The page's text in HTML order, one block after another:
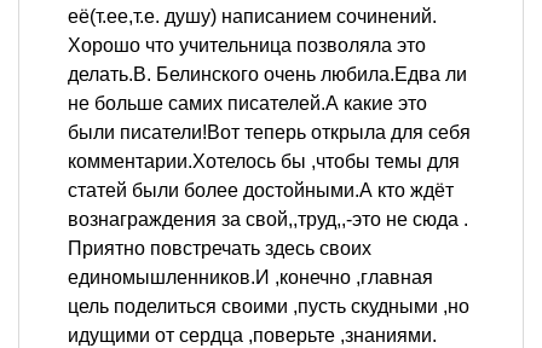
её(т.ее,т.е. душу) написанием сочинений.
Хорошо что учительница позволяла это
делать.В. Белинского очень любила.Едва ли
не больше самих писателей.А какие это
были писатели!Вот теперь открыла для себя
комментарии.Хотелось бы ,чтобы темы для
статей были более достойными.А кто ждёт
вознаграждения за свой,,труд,,-это не сюда .
Приятно повстречать здесь своих
единомышленников.И ,конечно ,главная
цель поделиться своими ,пусть скудными ,но
идущими от сердца ,поверьте ,знаниями.